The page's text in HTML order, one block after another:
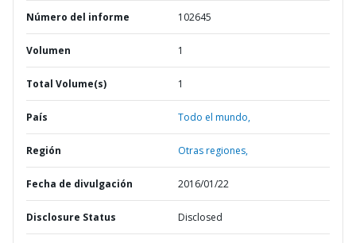
Número del informe 102645
Volumen 1
Total Volume(s) 1
País Todo el mundo,
Región Otras regiones,
Fecha de divulgación 2016/01/22
Disclosure Status Disclosed